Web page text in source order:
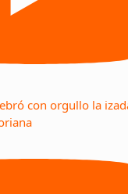
con orgullo la